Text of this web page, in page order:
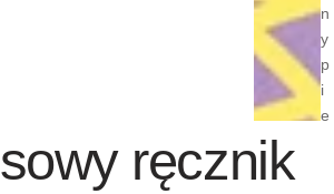
n
y
p
i
e
ręcznik